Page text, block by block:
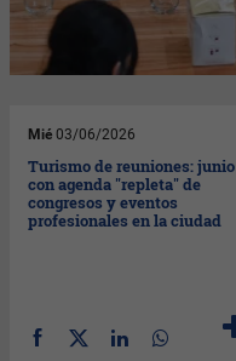
Mié 03/06/2026
Turismo de reuniones: junio
con agenda "repleta" de
congresos y eventos
profesionales en la ciudad